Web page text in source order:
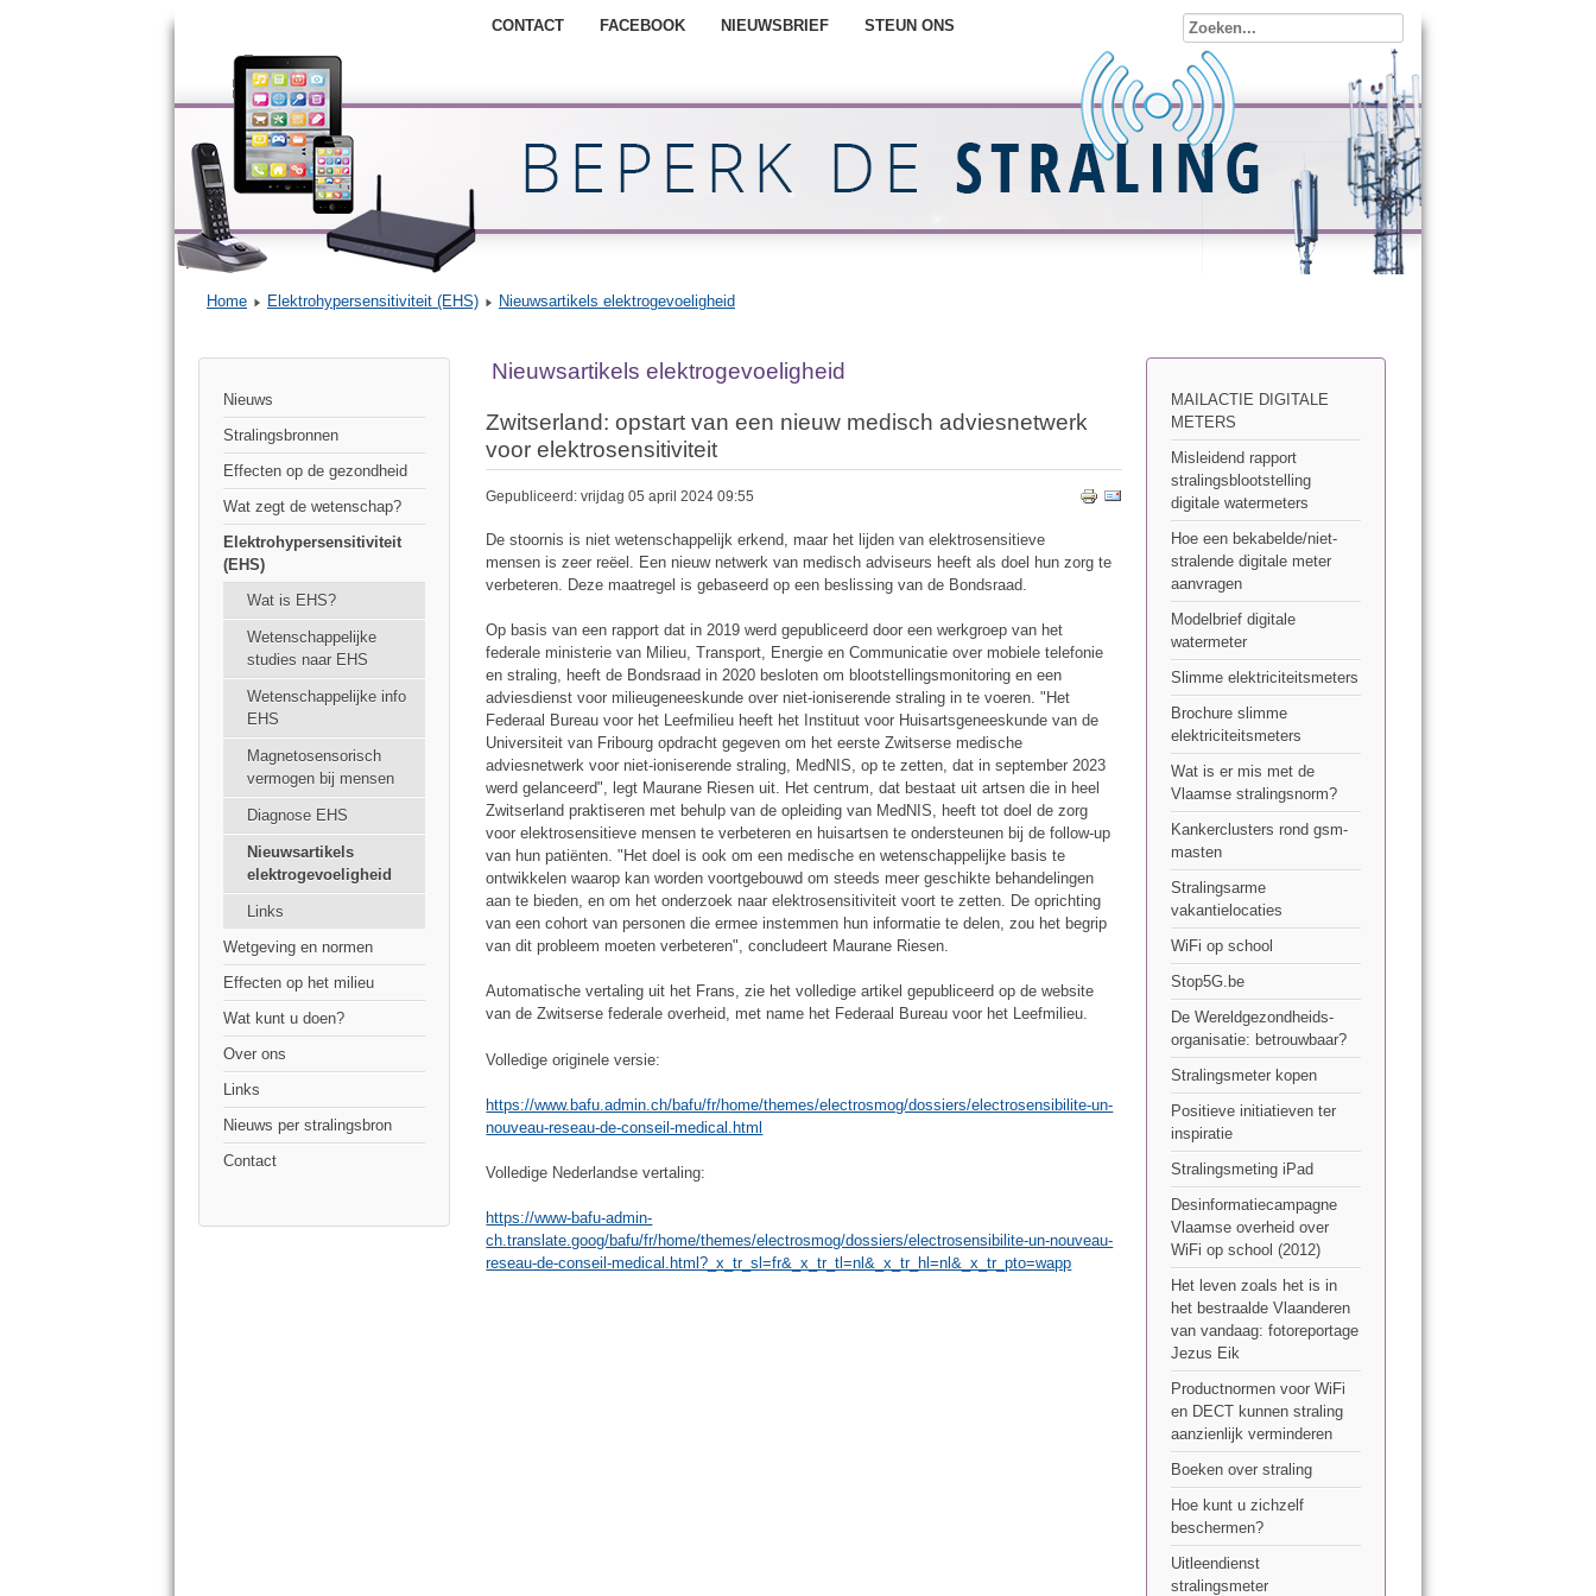
CONTACT FACEBOOK NIEUWSBRIEF STEUN ONS
Home Elektrohypersensitiviteit (EHS) Nieuwsartikels elektrogevoeligheid
Nieuws
Stralingsbronnen
Effecten op de gezondheid
Wat zegt de wetenschap?
Elektrohypersensitiviteit
(EHS)
Wat is EHS?
Wetenschappelijke
studies naar EHS
Wetenschappelijke info
EHS
Magnetosensorisch
vermogen bij mensen
Diagnose EHS
Nieuwsartikels
elektrogevoeligheid
Links
Wetgeving en normen
Effecten op het milieu
Wat kunt u doen?
Over ons
Links
Nieuws per stralingsbron
Contact
Nieuwsartikels elektrogevoeligheid
Zwitserland: opstart van een nieuw medisch adviesnetwerk
voor elektrosensitiviteit
Gepubliceerd: vrijdag 05 april 2024 09:55
De stoornis is niet wetenschappelijk erkend, maar het lijden van elektrosensitieve
mensen is zeer reëel. Een nieuw netwerk van medisch adviseurs heeft als doel hun zorg te
verbeteren. Deze maatregel is gebaseerd op een beslissing van de Bondsraad.
Op basis van een rapport dat in 2019 werd gepubliceerd door een werkgroep van het
federale ministerie van Milieu, Transport, Energie en Communicatie over mobiele telefonie
en straling, heeft de Bondsraad in 2020 besloten om blootstellingsmonitoring en een
adviesdienst voor milieugeneeskunde over niet-ioniserende straling in te voeren. "Het
Federaal Bureau voor het Leefmilieu heeft het Instituut voor Huisartsgeneeskunde van de
Universiteit van Fribourg opdracht gegeven om het eerste Zwitserse medische
adviesnetwerk voor niet-ioniserende straling, MedNIS, op te zetten, dat in september 2023
werd gelanceerd", legt Maurane Riesen uit. Het centrum, dat bestaat uit artsen die in heel
Zwitserland praktiseren met behulp van de opleiding van MedNIS, heeft tot doel de zorg
voor elektrosensitieve mensen te verbeteren en huisartsen te ondersteunen bij de follow-up
van hun patiënten. "Het doel is ook om een medische en wetenschappelijke basis te
ontwikkelen waarop kan worden voortgebouwd om steeds meer geschikte behandelingen
aan te bieden, en om het onderzoek naar elektrosensitiviteit voort te zetten. De oprichting
van een cohort van personen die ermee instemmen hun informatie te delen, zou het begrip
van dit probleem moeten verbeteren", concludeert Maurane Riesen.
Automatische vertaling uit het Frans, zie het volledige artikel gepubliceerd op de website
van de Zwitserse federale overheid, met name het Federaal Bureau voor het Leefmilieu.
Volledige originele versie:
https://www.bafu.admin.ch/bafu/fr/home/themes/electrosmog/dossiers/electrosensibilite-un-
nouveau-reseau-de-conseil-medical.html
Volledige Nederlandse vertaling:
https://www-bafu-admin-
ch.translate.goog/bafu/fr/home/themes/electrosmog/dossiers/electrosensibilite-un-nouveau-
reseau-de-conseil-medical.html?_x_tr_sl=fr&_x_tr_tl=nl&_x_tr_hl=nl&_x_tr_pto=wapp
MAILACTIE DIGITALE
METERS
Misleidend rapport
stralingsblootstelling
digitale watermeters
Hoe een bekabelde/niet-
stralende digitale meter
aanvragen
Modelbrief digitale
watermeter
Slimme elektriciteitsmeters
Brochure slimme
elektriciteitsmeters
Wat is er mis met de
Vlaamse stralingsnorm?
Kankerclusters rond gsm-
masten
Stralingsarme
vakantielocaties
WiFi op school
Stop5G.be
De Wereldgezondheids-
organisatie: betrouwbaar?
Stralingsmeter kopen
Positieve initiatieven ter
inspiratie
Stralingsmeting iPad
Desinformatiecampagne
Vlaamse overheid over
WiFi op school (2012)
Het leven zoals het is in
het bestraalde Vlaanderen
van vandaag: fotoreportage
Jezus Eik
Productnormen voor WiFi
en DECT kunnen straling
aanzienlijk verminderen
Boeken over straling
Hoe kunt u zichzelf
beschermen?
Uitleendienst
stralingsmeter